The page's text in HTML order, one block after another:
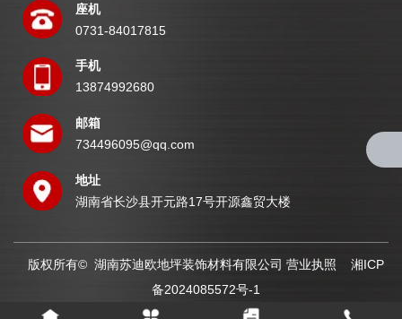
座机
0731-84017815
手机
13874992680
邮箱
734496095@qq.com
地址
湖南省长沙县开元路17号开源鑫贸大楼
版权所有© 湖南苏迪欧地坪装饰材料有限公司 营业执照
湘ICP
备2024085572号-1